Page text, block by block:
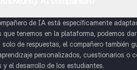
de IA está específicamente
que tenemos en la plataforma, podemos
de respuestas, el compañero también
personalizados, cuestionarios o
y el desarrollo de los estudiantes.